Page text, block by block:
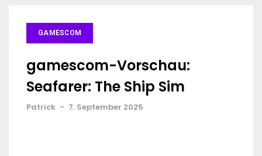
GAMESCOM
gamescom-Vorschau:
Seafarer: The Ship Sim
Patrick - 7. September 2025